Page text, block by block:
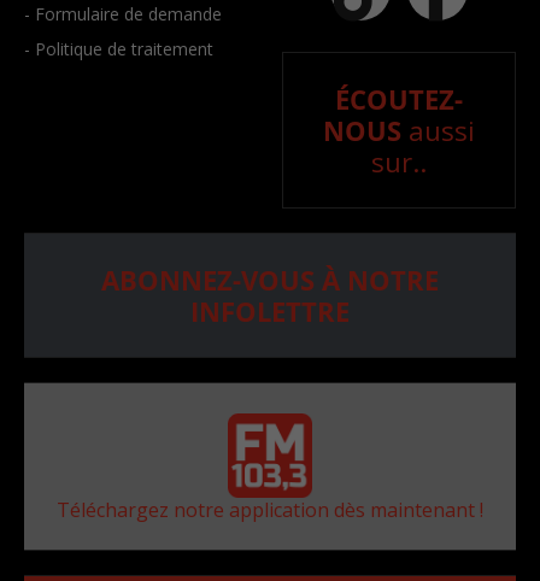
- Formulaire de demande
- Politique de traitement
ÉCOUTEZ-
NOUS aussi
sur..
ABONNEZ-VOUS À NOTRE
INFOLETTRE
Téléchargez notre application dès maintenant !